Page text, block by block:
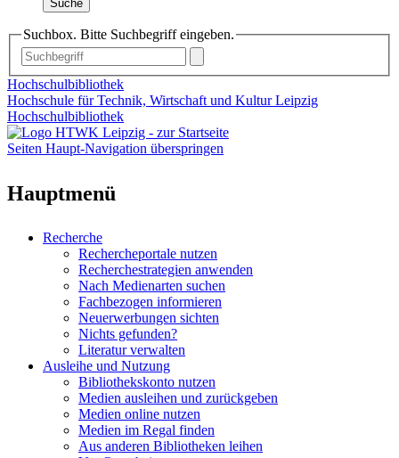
Suche
Suchbox. Bitte Suchbegriff eingeben.
Hochschulbibliothek
Hochschule für Technik, Wirtschaft und Kultur Leipzig
Hochschulbibliothek
Seiten Haupt-Navigation überspringen
Hauptmenü
Recherche
Rechercheportale nutzen
Recherchestrategien anwenden
Nach Medienarten suchen
Fachbezogen informieren
Neuerwerbungen sichten
Nichts gefunden?
Literatur verwalten
Ausleihe und Nutzung
Bibliothekskonto nutzen
Medien ausleihen und zurückgeben
Medien online nutzen
Medien im Regal finden
Aus anderen Bibliotheken leihen